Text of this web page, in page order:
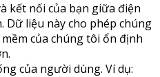
kết nối của bạn giữa điện
Dữ liệu này cho phép chúng
của chúng tôi ổn định
của người dùng. Ví dụ: